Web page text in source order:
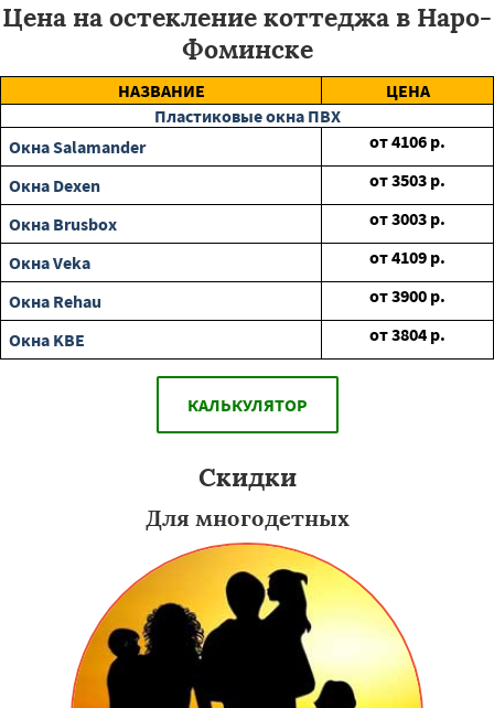
Цена на остекление коттеджа в Наро-
Фоминске
НАЗВАНИЕ
ЦЕНА
Пластиковые окна ПВХ
Окна Salamander
от4106 р.
Окна Dexen
от3503 р.
Окна Brusbox
от3003 р.
Окна Veka
от4109 р.
Окна Rehau
от3900 р.
Окна KBE
от3804 р.
КАЛЬКУЛЯТОР
Скидки
Для многодетных